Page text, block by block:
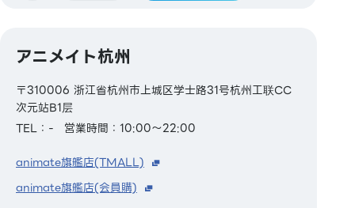
アニメイト杭州
〒310006 浙江省杭州市上城区学士路31号杭州工联CC
次元站B1层
TEL：-
営業時間：10:00～22:00
animate旗艦店(TMALL)
animate旗艦店(会員購)